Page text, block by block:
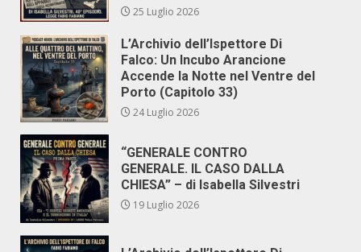
25 Luglio 2026
L’Archivio dell’Ispettore Di
Falco: Un Incubo Arancione
Accende la Notte nel Ventre del
Porto (Capitolo 33)
24 Luglio 2026
“GENERALE CONTRO
GENERALE. IL CASO DALLA
CHIESA” – di Isabella Silvestri
19 Luglio 2026